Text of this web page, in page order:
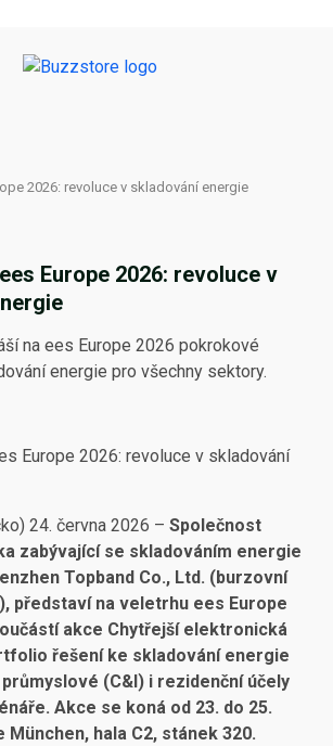
2026: revoluce v skladování energie
Europe 2026: revoluce v
na ees Europe 2026 pokrokové
energie pro všechny sektory.
24. června 2026 – Společnost
zabývající se skladováním energie
Topband Co., Ltd. (burzovní
představí na veletrhu ees Europe
akce Chytřejší elektronická
řešení ke skladování energie
(C&I) i rezidenční účely
Akce se koná od 23. do 25.
hala C2, stánek 320.